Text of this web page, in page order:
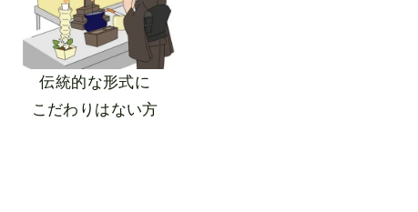
伝統的な形式に
こだわりはない方